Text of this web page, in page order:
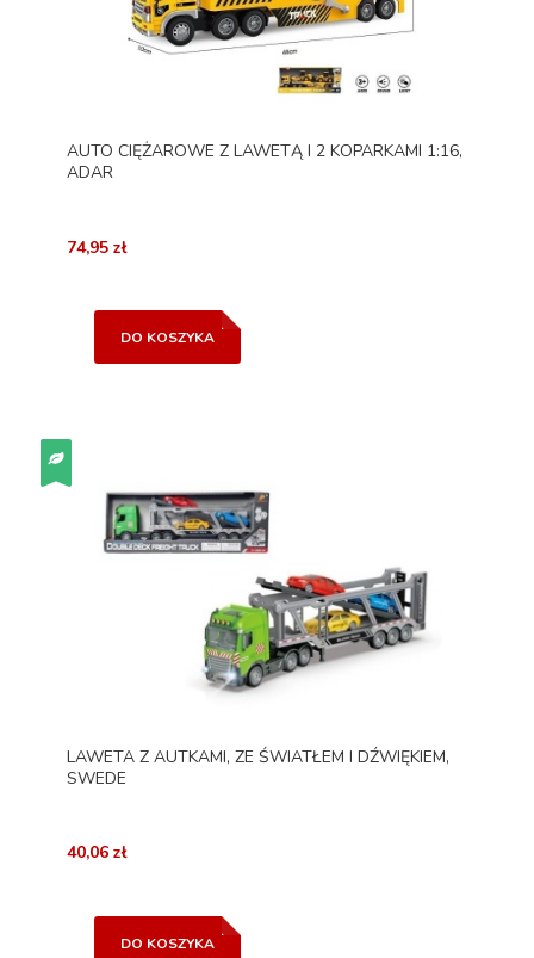
AUTO CIĘŻAROWE Z LAWETĄ I 2 KOPARKAMI 1:16,
ADAR
74,95 zł
DO KOSZYKA
LAWETA Z AUTKAMI, ZE ŚWIATŁEM I DŹWIĘKIEM,
SWEDE
40,06 zł
DO KOSZYKA